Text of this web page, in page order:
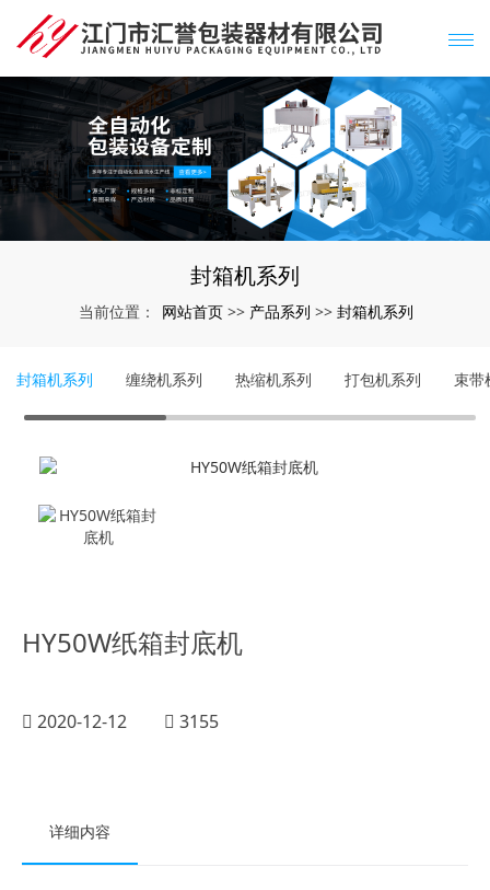
封箱机系列
当前位置： 网站首页 >> 产品系列 >> 封箱机系列
封箱机系列 缠绕机系列 热缩机系列 打包机系列 束带
HY50W纸箱封底机
2020-12-12 3155
详细内容